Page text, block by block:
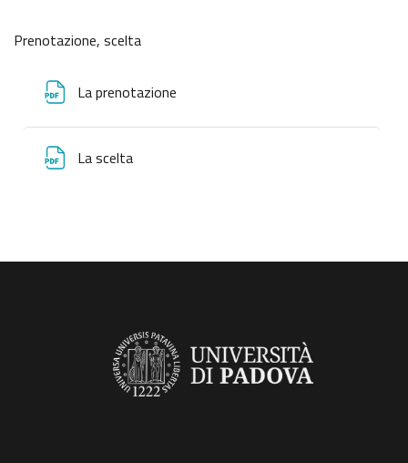
Prenotazione, scelta
La prenotazione
La scelta